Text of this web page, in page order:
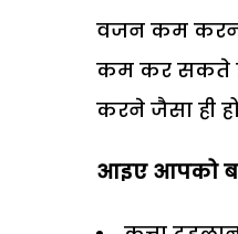
वजन कम
कम कर सकते हैं.
करने जैसा ही
आइए आपको